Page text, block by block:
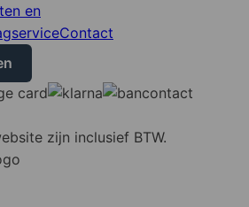
en
Contact
zijn inclusief BTW.